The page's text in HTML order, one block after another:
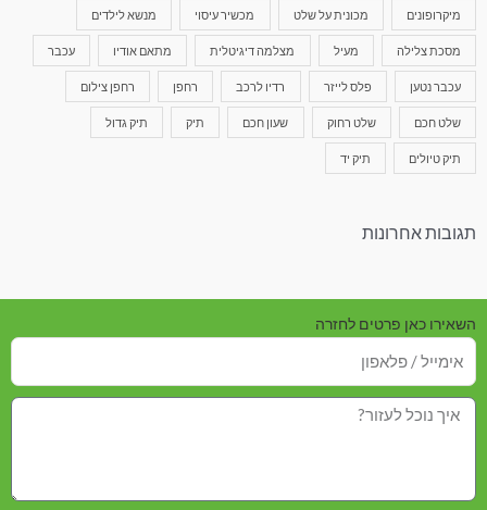
מיקרופונים מכונית על שלט מכשיר עיסוי מנשא לילדים
מסכת צלילה מעיל מצלמה דיגיטלית מתאם אודיו עכבר
עכבר נטען פלס לייזר רדיו לרכב רחפן רחפן צילום
שלט חכם שלט רחוק שעון חכם תיק תיק גדול
תיק טיולים תיק יד
תגובות אחרונות
השאירו כאן פרטים לחזרה